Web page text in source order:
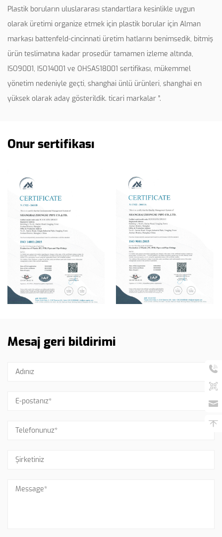
Plastik boruların uluslararası standartlara kesinlikle uygun
olarak üretimi organize etmek için plastik borular için Alman
markası battenfeld-cincinnati üretim hatlarını benimsedik, bitmiş
ürün teslimatına kadar prosedür tamamen izleme altında,
ISO9001, ISO14001 ve OHSAS18001 sertifikası, mükemmel
yönetim nedeniyle geçti, shanghai ünlü ürünleri, shanghai en
yüksek olarak aday gösterildik. ticari markalar ”.
Onur sertifikası
Mesaj geri bildirimi